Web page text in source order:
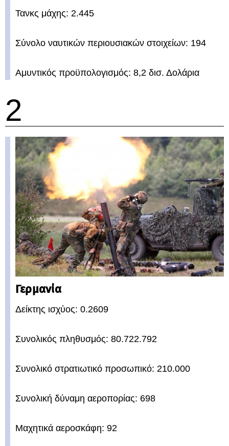
Τανκς μάχης: 2.445
Σύνολο ναυτικών περιουσιακών στοιχείων: 194
Αμυντικός προϋπολογισμός: 8,2 δισ. Δολάρια
2
Γερμανία
Δείκτης ισχύος: 0.2609
Συνολικός πληθυσμός: 80.722.792
Συνολικό στρατιωτικό προσωπικό: 210.000
Συνολική δύναμη αεροπορίας: 698
Μαχητικά αεροσκάφη: 92